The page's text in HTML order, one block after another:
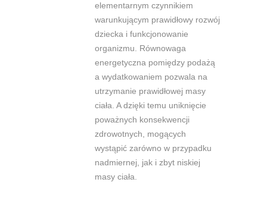
elementarnym czynnikiem
warunkującym prawidłowy rozwój
dziecka i funkcjonowanie
organizmu. Równowaga
energetyczna pomiędzy podażą
a wydatkowaniem pozwala na
utrzymanie prawidłowej masy
ciała. A dzięki temu uniknięcie
poważnych konsekwencji
zdrowotnych, mogących
wystąpić zarówno w przypadku
nadmiernej, jak i zbyt niskiej
masy ciała.